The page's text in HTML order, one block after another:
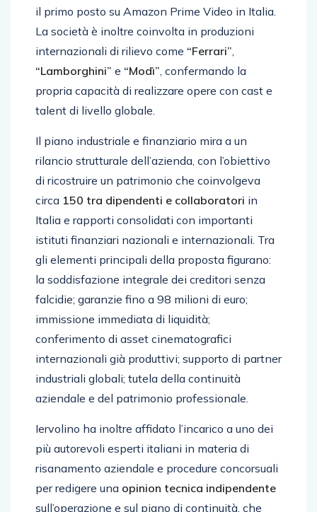
il primo posto su Amazon Prime Video in Italia.
La società è inoltre coinvolta in produzioni
internazionali di rilievo come “Ferrari”,
“Lamborghini” e “Modì”, confermando la
propria capacità di realizzare opere con cast e
talent di livello globale.
Il piano industriale e finanziario mira a un
rilancio strutturale dell’azienda, con l’obiettivo
di ricostruire un patrimonio che coinvolgeva
circa 150 tra dipendenti e collaboratori in
Italia e rapporti consolidati con importanti
istituti finanziari nazionali e internazionali. Tra
gli elementi principali della proposta figurano:
la soddisfazione integrale dei creditori senza
falcidie; garanzie fino a 98 milioni di euro;
immissione immediata di liquidità;
conferimento di asset cinematografici
internazionali già produttivi; supporto di partner
industriali globali; tutela della continuità
aziendale e del patrimonio professionale.
Iervolino ha inoltre affidato l’incarico a uno dei
più autorevoli esperti italiani in materia di
risanamento aziendale e procedure concorsuali
per redigere una opinion tecnica indipendente
sull’operazione e sul piano di continuità, che